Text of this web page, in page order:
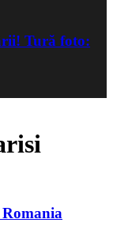
Tură foto: